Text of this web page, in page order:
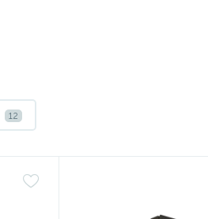
12